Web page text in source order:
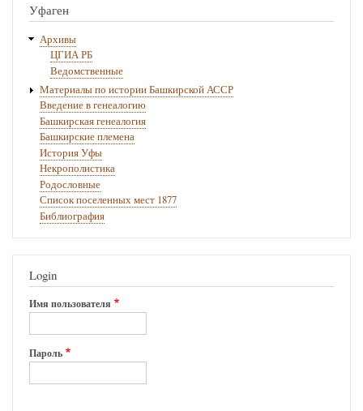
Уфаген
Архивы
ЦГИА РБ
Ведомственные
Материалы по истории Башкирской АССР
Введение в генеалогию
Башкирская генеалогия
Башкирские племена
История Уфы
Некрополистика
Родословные
Список поселенных мест 1877
Библиография
Login
Имя пользователя
Пароль